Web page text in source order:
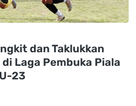
dan Taklukkan
Laga Pembuka Piala
23